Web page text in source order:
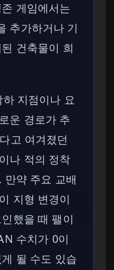
게임에서는
추가하거나 기
건축물이 희
지점이나 요
운 경로가 추
고 여겨졌던
나 적의 정착
만약 주요 교배
지형 변경이
했을 때 팰이
수치가 0이
될 수도 있습